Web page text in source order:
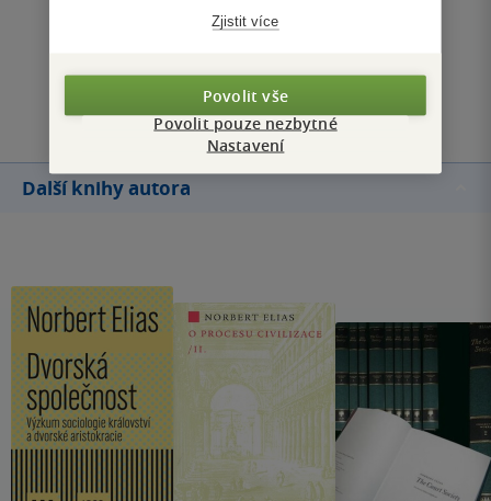
Zobrazit všechna hodnocení
Přidat hodnocení
Další knihy autora
Zjistit více
Povolit vše
Povolit pouze nezbytné
Nastavení